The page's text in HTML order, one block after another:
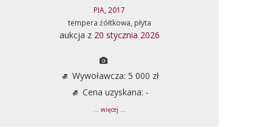
PIA, 2017
tempera żółtkowa, płyta
aukcja z 20 stycznia 2026
Wywoławcza: 5 000 zł
Cena uzyskana: -
... więcej ...